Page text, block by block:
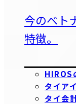
今のベト
特徴。
HIROS
タイア
タイ会